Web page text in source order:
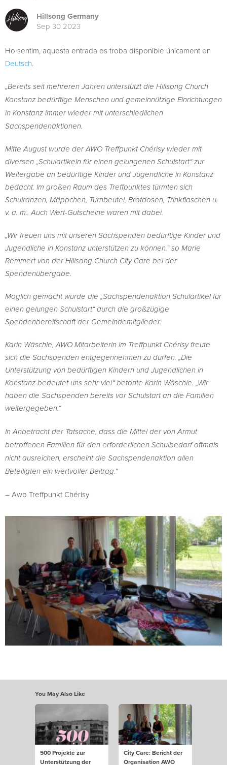
Hillsong Germany
Sep 30 2023
Ho sentim, aquesta entrada es troba disponible únicament en
Deutsch.
„Bereits seit mehreren Jahren unterstützt die Hillsong Church
Konstanz bedürftige Menschen und gemeinnützige Einrichtungen
in Konstanz immer wieder mit unterschiedlichen
Sachspendenaktionen.
Mitte August wurde der AWO Treffpunkt Chérisy wieder mit
diversen „Schulartikeln für einen gelungenen Schulstart“ zur
Weitergabe an bedürftige Kinder und Jugendliche in Konstanz
bedacht. Im großen Raum des Treffpunktes türmten sich
Schulranzen, Mäppchen, Turnbeutel, Brotdosen, Trinkflaschen u.
v. a. m.. Auch Wert-Gutscheine waren mit dabei.
„Wir freuen uns mit unseren Sachspenden bedürftige Kinder und
Jugendliche in Konstanz unterstützen zu können.“ so Marie
Remmert von der Hillsong Church City Care bei der
Spendenübergabe.
Möglich gemacht wurde die „Sachspendenaktion Schulartikel für
einen gelungen Schulstart“ durch die großzügige
Spendenbereitschaft der Gemeindemitglieder.
Karin Wäschle, AWO Mitarbeiterin im Treffpunkt Chérisy freute
sich die Sachspenden entgegennehmen zu dürfen. „Die
Unterstützung von bedürftigen Kindern und Jugendlichen in
Konstanz bedeutet uns sehr viel“ betonte Karin Wäschle. „Wir
haben die Sachspenden bereits vor Schulstart an die Familien
weitergegeben.“
In Anbetracht der Tatsache, dass die Mittel der von Armut
betroffenen Familien für den erforderlichen Schulbedarf oftmals
nicht ausreichen, erscheint die Sachspendenaktion allen
Beteiligten ein wertvoller Beitrag.“
– Awo Treffpunkt Chérisy
You May Also Like
500 Projekte zur
Unterstützung der
City Care: Bericht der
Organisation AWO